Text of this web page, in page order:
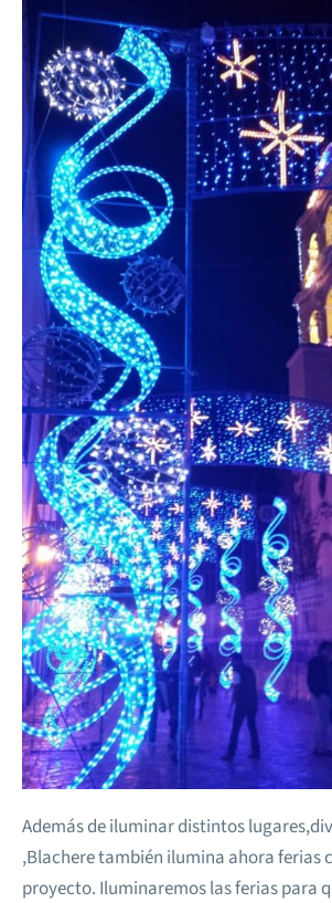
Además de iluminar distintos
,Blachere también ilumina ahora ferias
proyecto. Iluminaremos las ferias para